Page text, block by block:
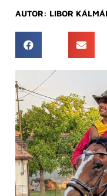
AUTOR: LIBOR